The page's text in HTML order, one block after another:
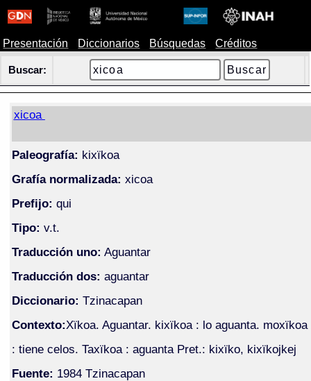
Presentación Diccionarios Búsquedas Créditos
Buscar:
xicoa
Paleografía: kixïkoa
Grafía normalizada: xicoa
Prefijo: qui
Tipo: v.t.
Traducción uno: Aguantar
Traducción dos: aguantar
Diccionario: Tzinacapan
Contexto:Xïkoa. Aguantar. kixïkoa : lo aguanta. moxïkoa
: tiene celos. Taxïkoa : aguanta Pret.: kixïko, kixïkojkej
Fuente: 1984 Tzinacapan